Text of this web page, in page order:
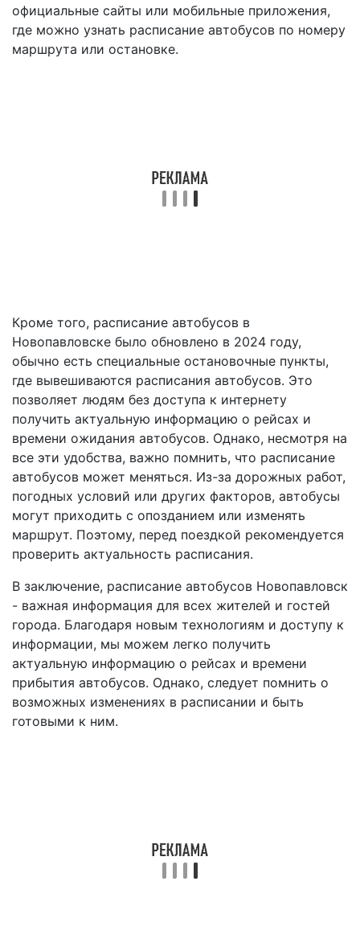
официальные сайты или мобильные приложения,
где можно узнать расписание автобусов по номеру
маршрута или остановке.
Кроме того, расписание автобусов в
Новопавловске было обновлено в 2024 году,
обычно есть специальные остановочные пункты,
где вывешиваются расписания автобусов. Это
позволяет людям без доступа к интернету
получить актуальную информацию о рейсах и
времени ожидания автобусов. Однако, несмотря на
все эти удобства, важно помнить, что расписание
автобусов может меняться. Из-за дорожных работ,
погодных условий или других факторов, автобусы
могут приходить с опозданием или изменять
маршрут. Поэтому, перед поездкой рекомендуется
проверить актуальность расписания.
В заключение, расписание автобусов Новопавловск
- важная информация для всех жителей и гостей
города. Благодаря новым технологиям и доступу к
информации, мы можем легко получить
актуальную информацию о рейсах и времени
прибытия автобусов. Однако, следует помнить о
возможных изменениях в расписании и быть
готовыми к ним.